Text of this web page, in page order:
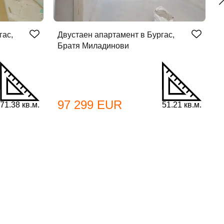
71.38 кв.м.
Двустаен апартамент в Бургас,
Братя Миладинови
97 299 EUR 51.21 кв.м.